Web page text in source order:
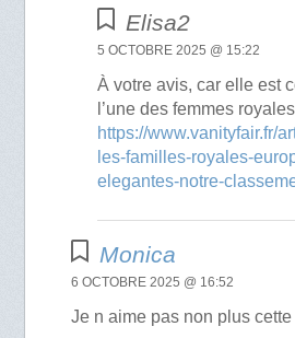
Elisa2
5 OCTOBRE 2025 @ 15:22
À votre avis, car elle est
l’une des femmes
https://www.vanityfair.fr/
les-familles-royales-
elegantes-notre-
Monica
6 OCTOBRE 2025 @ 16:52
Je n aime pas non plus